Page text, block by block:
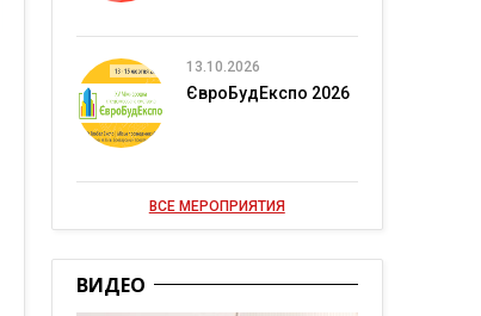
13.10.2026
ЄвроБудЕкспо 2026
ВСЕ МЕРОПРИЯТИЯ
ВИДЕО